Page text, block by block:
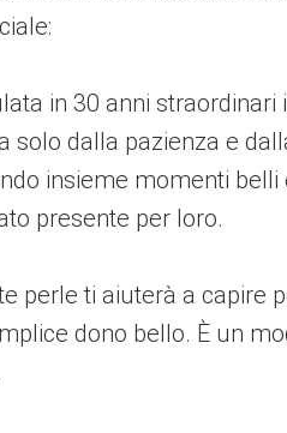
in 30 anni straordinari
solo dalla pazienza e
insieme momenti belli
presente per loro.
perle ti aiuterà a
dono bello. È un